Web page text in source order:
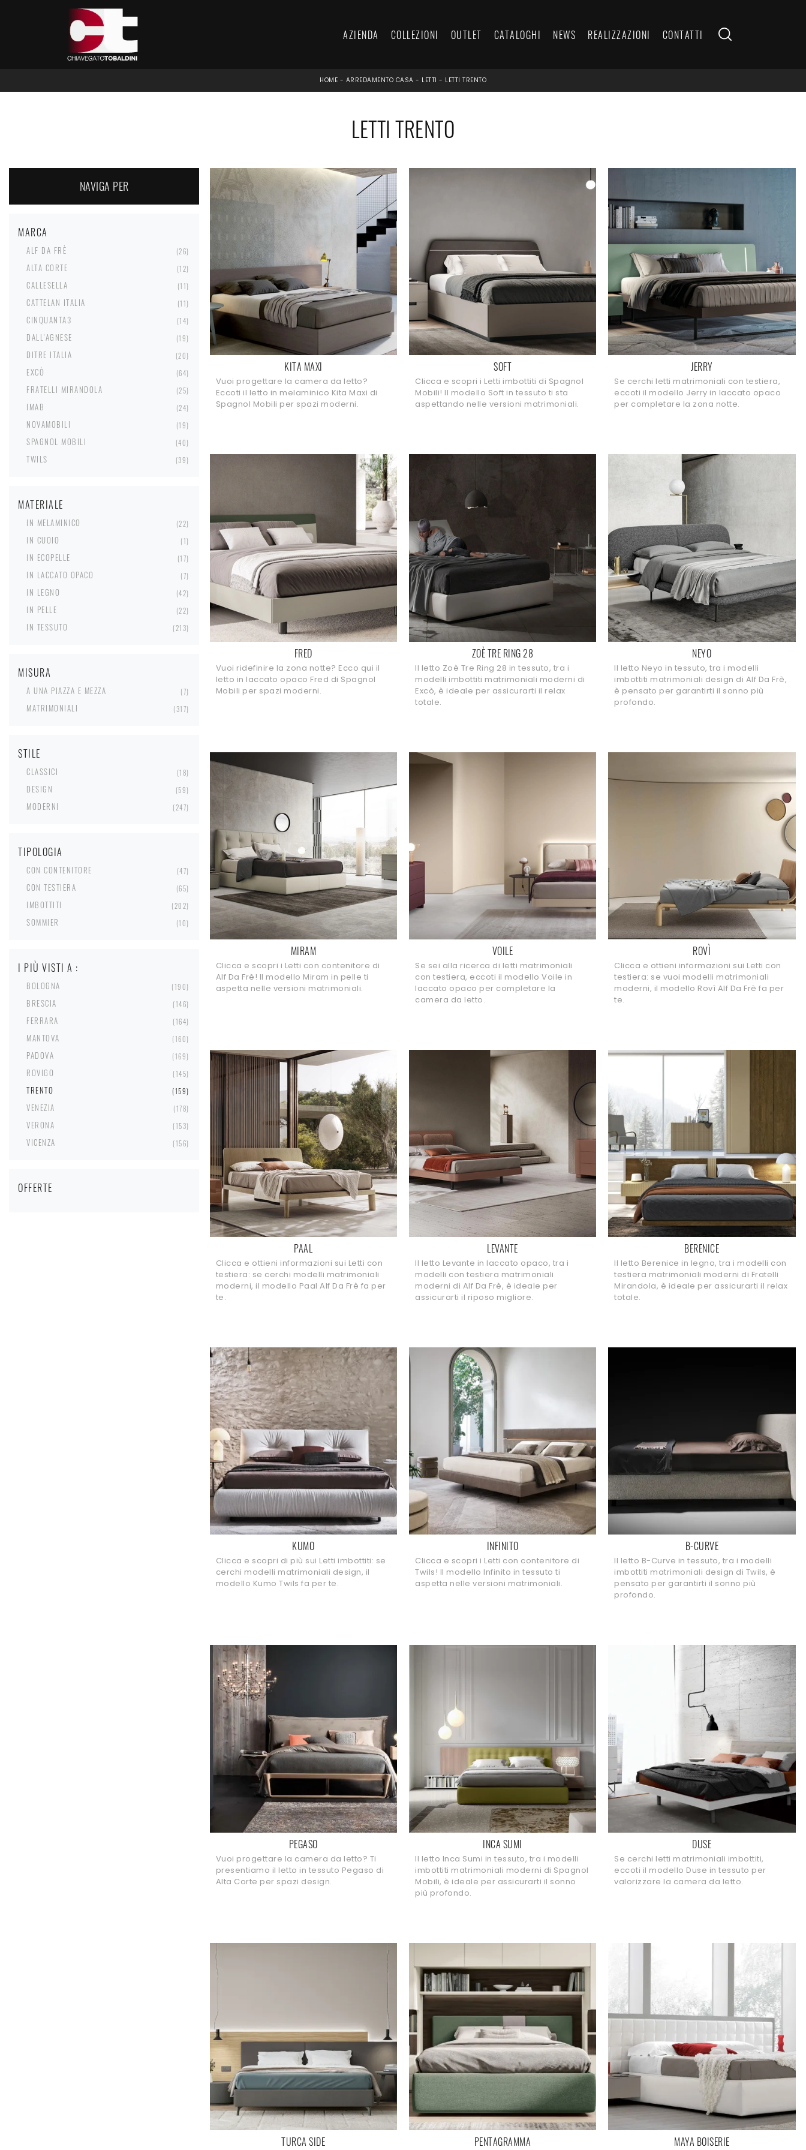
AZIENDA COLLEZIONI OUTLET CATALOGHI NEWS REALIZZAZIONI CONTATTI
HOME - ARREDAMENTO CASA - LETTI - LETTI TRENTO
LETTI TRENTO
NAVIGA PER
MARCA
ALF DA FRÈ 26
ALTA CORTE 12
CALLESELLA 11
CATTELAN ITALIA 11
CINQUANTA3 14
DALL'AGNESE 19
DITRE ITALIA 20
EXCÒ 64
FRATELLI MIRANDOLA 25
IMAB 24
NOVAMOBILI 19
SPAGNOL MOBILI 40
TWILS 39
MATERIALE
IN MELAMINICO 22
IN CUOIO 1
IN ECOPELLE 17
IN LACCATO OPACO 7
IN LEGNO 42
IN PELLE 22
IN TESSUTO 213
MISURA
A UNA PIAZZA E MEZZA 7
MATRIMONIALI 317
STILE
CLASSICI 18
DESIGN 59
MODERNI 247
TIPOLOGIA
CON CONTENITORE 47
CON TESTIERA 65
IMBOTTITI 202
SOMMIER 10
I PIÙ VISTI A :
BOLOGNA 190
BRESCIA 146
FERRARA 164
MANTOVA 160
PADOVA 169
ROVIGO 145
TRENTO 159
VENEZIA 178
VERONA 153
VICENZA 156
OFFERTE
KITA MAXI
Vuoi progettare la camera da letto?
Eccoti il letto in melaminico Kita Maxi di
Spagnol Mobili per spazi moderni.
SOFT
Clicca e scopri i Letti imbottiti di Spagnol
Mobili! Il modello Soft in tessuto ti sta
aspettando nelle versioni matrimoniali.
JERRY
Se cerchi letti matrimoniali con testiera,
eccoti il modello Jerry in laccato opaco
per completare la zona notte.
FRED
Vuoi ridefinire la zona notte? Ecco qui il
letto in laccato opaco Fred di Spagnol
Mobili per spazi moderni.
ZOÈ TRE RING 28
Il letto Zoè Tre Ring 28 in tessuto, tra i
modelli imbottiti matrimoniali moderni di
Excò, è ideale per assicurarti il relax
totale.
NEYO
Il letto Neyo in tessuto, tra i modelli
imbottiti matrimoniali design di Alf Da Frè,
è pensato per garantirti il sonno più
profondo.
MIRAM
Clicca e scopri i Letti con contenitore di
Alf Da Frè! Il modello Miram in pelle ti
aspetta nelle versioni matrimoniali.
VOILE
Se sei alla ricerca di letti matrimoniali
con testiera, eccoti il modello Voile in
laccato opaco per completare la
camera da letto.
ROVÌ
Clicca e ottieni informazioni sui Letti con
testiera: se vuoi modelli matrimoniali
moderni, il modello Rovì Alf Da Frè fa per
te.
PAAL
Clicca e ottieni informazioni sui Letti con
testiera: se cerchi modelli matrimoniali
moderni, il modello Paal Alf Da Frè fa per
te.
LEVANTE
Il letto Levante in laccato opaco, tra i
modelli con testiera matrimoniali
moderni di Alf Da Frè, è ideale per
assicurarti il riposo migliore.
BERENICE
Il letto Berenice in legno, tra i modelli con
testiera matrimoniali moderni di Fratelli
Mirandola, è ideale per assicurarti il relax
totale.
KUMO
Clicca e scopri di più sui Letti imbottiti: se
cerchi modelli matrimoniali design, il
modello Kumo Twils fa per te.
INFINITO
Clicca e scopri i Letti con contenitore di
Twils! Il modello Infinito in tessuto ti
aspetta nelle versioni matrimoniali.
B-CURVE
Il letto B-Curve in tessuto, tra i modelli
imbottiti matrimoniali design di Twils, è
pensato per garantirti il sonno più
profondo.
PEGASO
Vuoi progettare la camera da letto? Ti
presentiamo il letto in tessuto Pegaso di
Alta Corte per spazi design.
INCA SUMI
Il letto Inca Sumi in tessuto, tra i modelli
imbottiti matrimoniali moderni di Spagnol
Mobili, è ideale per assicurarti il sonno
più profondo.
DUSE
Se cerchi letti matrimoniali imbottiti,
eccoti il modello Duse in tessuto per
valorizzare la camera da letto.
TURCA SIDE PENTAGRAMMA MAYA BOISERIE